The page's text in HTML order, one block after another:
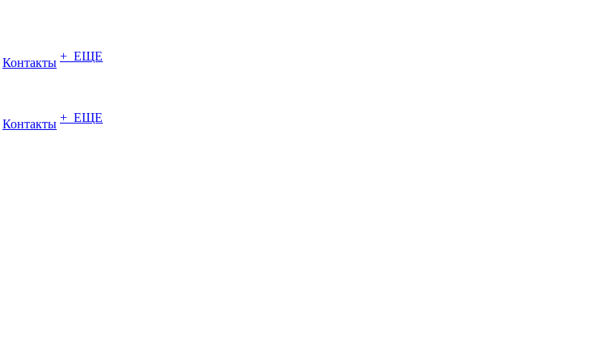
Контакты + ЕЩЕ
Контакты + ЕЩЕ